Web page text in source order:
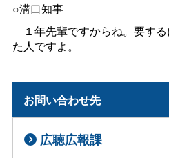
○溝口知事
１年先輩ですからね。要す
た人ですよ。
お問い合わせ先
広聴広報課